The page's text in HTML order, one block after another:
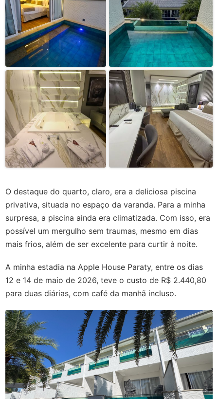
O destaque do quarto, claro, era a deliciosa piscina
privativa, situada no espaço da varanda. Para a minha
surpresa, a piscina ainda era climatizada. Com isso, era
possível um mergulho sem traumas, mesmo em dias
mais frios, além de ser excelente para curtir à noite.
A minha estadia na Apple House Paraty, entre os dias
12 e 14 de maio de 2026, teve o custo de R$ 2.440,80
para duas diárias, com café da manhã incluso.